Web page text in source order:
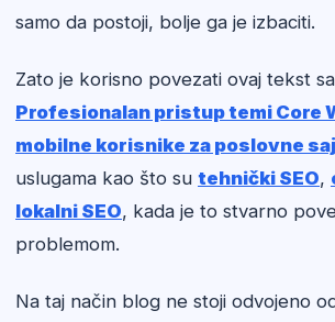
samo da postoji, bolje ga je izbaciti.
Zato je korisno povezati ovaj tekst
Profesionalan pristup temi Core
mobilne korisnike za poslovne
uslugama kao što su tehnički SEO,
lokalni SEO, kada je to stvarno
problemom.
Na taj način blog ne stoji odvojeno